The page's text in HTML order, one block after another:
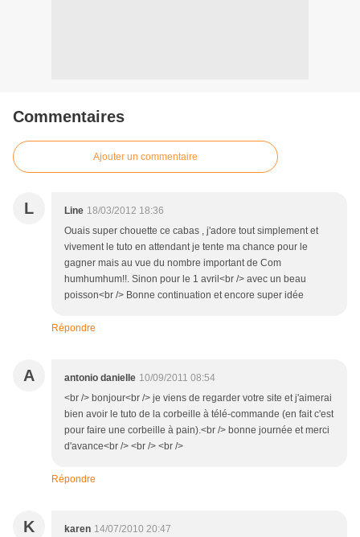
Commentaires
Ajouter un commentaire
L Line 18/03/2012 18:36
Ouais super chouette ce cabas , j'adore tout simplement et
vivement le tuto en attendant je tente ma chance pour le
gagner mais au vue du nombre important de Com
humhumhum!!. Sinon pour le 1 avril<br /> avec un beau
poisson<br /> Bonne continuation et encore super idée
Répondre
A antonio danielle 10/09/2011 08:54
<br /> bonjour<br /> je viens de regarder votre site et j'aimerai
bien avoir le tuto de la corbeille à télé-commande (en fait c'est
pour faire une corbeille à pain).<br /> bonne journée et merci
d'avance<br /> <br /> <br />
Répondre
K karen 14/07/2010 20:47